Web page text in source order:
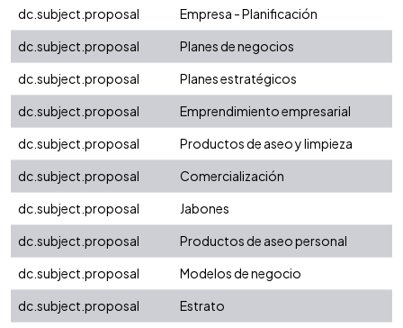
dc.subject.proposal
Empresa - Planificación
dc.subject.proposal
Planes de negocios
dc.subject.proposal
Planes estratégicos
dc.subject.proposal
Emprendimiento empresarial
dc.subject.proposal
Productos de aseo y limpieza
dc.subject.proposal
Comercialización
dc.subject.proposal
Jabones
dc.subject.proposal
Productos de aseo personal
dc.subject.proposal
Modelos de negocio
dc.subject.proposal
Estrato